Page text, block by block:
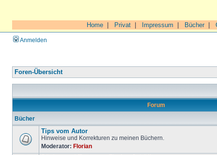
Home Privat Impressum Bücher|
Anmelden
Foren-Übersicht
Forum
Bücher
Tips vom Autor
Hinweise und Korrekturen zu meinen Büchern.
Moderator: Florian